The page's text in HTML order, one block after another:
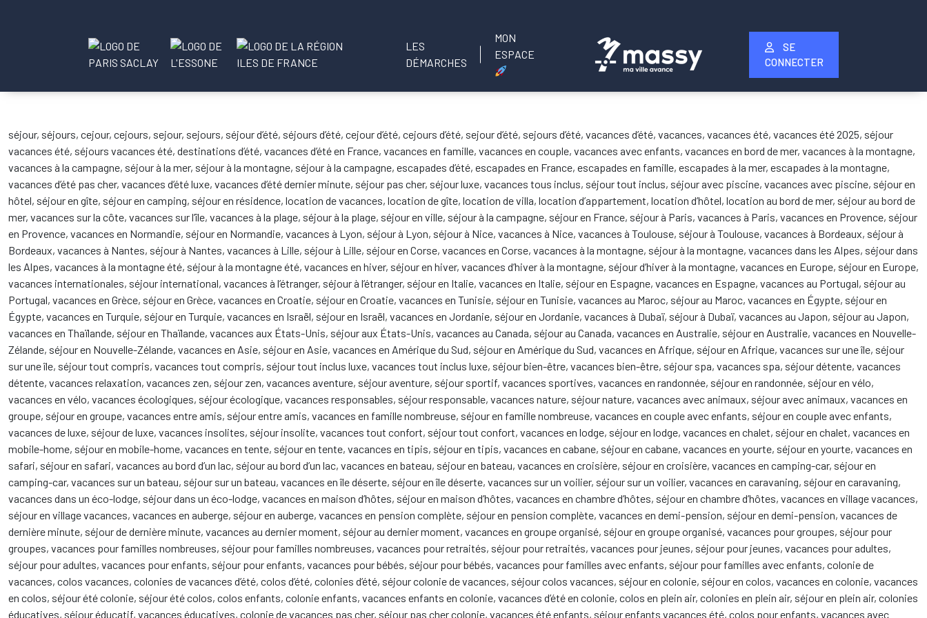
LES
DÉMARCHES
MON
ESPACE
SE
CONNECTER
séjour, séjours, cejour, cejours, sejour, sejours, séjour d’été, séjours d’été, cejour d’été, cejours d’été, sejour d’été, sejours d’été, vacances d’été, vacances, vacances été, vacances été 2025, séjour
vacances été, séjours vacances été, destinations d’été, vacances d’été en France, vacances en famille, vacances en couple, vacances avec enfants, vacances en bord de mer, vacances à la montagne,
vacances à la campagne, séjour à la mer, séjour à la montagne, séjour à la campagne, escapades d’été, escapades en France, escapades en famille, escapades à la mer, escapades à la montagne,
vacances d’été pas cher, vacances d’été luxe, vacances d’été dernier minute, séjour pas cher, séjour luxe, vacances tous inclus, séjour tout inclus, séjour avec piscine, vacances avec piscine, séjour en
hôtel, séjour en gîte, séjour en camping, séjour en résidence, location de vacances, location de gîte, location de villa, location d’appartement, location d’hôtel, location au bord de mer, séjour au bord de
mer, vacances sur la côte, vacances sur l’île, vacances à la plage, séjour à la plage, séjour en ville, séjour à la campagne, séjour en France, séjour à Paris, vacances à Paris, vacances en Provence, séjour
en Provence, vacances en Normandie, séjour en Normandie, vacances à Lyon, séjour à Lyon, séjour à Nice, vacances à Nice, vacances à Toulouse, séjour à Toulouse, vacances à Bordeaux, séjour à
Bordeaux, vacances à Nantes, séjour à Nantes, vacances à Lille, séjour à Lille, séjour en Corse, vacances en Corse, vacances à la montagne, séjour à la montagne, vacances dans les Alpes, séjour dans
les Alpes, vacances à la montagne été, séjour à la montagne été, vacances en hiver, séjour en hiver, vacances d’hiver à la montagne, séjour d’hiver à la montagne, vacances en Europe, séjour en Europe,
vacances internationales, séjour international, vacances à l’étranger, séjour à l’étranger, séjour en Italie, vacances en Italie, séjour en Espagne, vacances en Espagne, vacances au Portugal, séjour au
Portugal, vacances en Grèce, séjour en Grèce, vacances en Croatie, séjour en Croatie, vacances en Tunisie, séjour en Tunisie, vacances au Maroc, séjour au Maroc, vacances en Égypte, séjour en
Égypte, vacances en Turquie, séjour en Turquie, vacances en Israël, séjour en Israël, vacances en Jordanie, séjour en Jordanie, vacances à Dubaï, séjour à Dubaï, vacances au Japon, séjour au Japon,
vacances en Thaïlande, séjour en Thaïlande, vacances aux États-Unis, séjour aux États-Unis, vacances au Canada, séjour au Canada, vacances en Australie, séjour en Australie, vacances en Nouvelle-
Zélande, séjour en Nouvelle-Zélande, vacances en Asie, séjour en Asie, vacances en Amérique du Sud, séjour en Amérique du Sud, vacances en Afrique, séjour en Afrique, vacances sur une île, séjour
sur une île, séjour tout compris, vacances tout compris, séjour tout inclus luxe, vacances tout inclus luxe, séjour bien-être, vacances bien-être, séjour spa, vacances spa, séjour détente, vacances
détente, vacances relaxation, vacances zen, séjour zen, vacances aventure, séjour aventure, séjour sportif, vacances sportives, vacances en randonnée, séjour en randonnée, séjour en vélo,
vacances en vélo, vacances écologiques, séjour écologique, vacances responsables, séjour responsable, vacances nature, séjour nature, vacances avec animaux, séjour avec animaux, vacances en
groupe, séjour en groupe, vacances entre amis, séjour entre amis, vacances en famille nombreuse, séjour en famille nombreuse, vacances en couple avec enfants, séjour en couple avec enfants,
vacances de luxe, séjour de luxe, vacances insolites, séjour insolite, vacances tout confort, séjour tout confort, vacances en lodge, séjour en lodge, vacances en chalet, séjour en chalet, vacances en
mobile-home, séjour en mobile-home, vacances en tente, séjour en tente, vacances en tipis, séjour en tipis, vacances en cabane, séjour en cabane, vacances en yourte, séjour en yourte, vacances en
safari, séjour en safari, vacances au bord d’un lac, séjour au bord d’un lac, vacances en bateau, séjour en bateau, vacances en croisière, séjour en croisière, vacances en camping-car, séjour en
camping-car, vacances sur un bateau, séjour sur un bateau, vacances en île déserte, séjour en île déserte, vacances sur un voilier, séjour sur un voilier, vacances en caravaning, séjour en caravaning,
vacances dans un éco-lodge, séjour dans un éco-lodge, vacances en maison d’hôtes, séjour en maison d’hôtes, vacances en chambre d’hôtes, séjour en chambre d’hôtes, vacances en village vacances,
séjour en village vacances, vacances en auberge, séjour en auberge, vacances en pension complète, séjour en pension complète, vacances en demi-pension, séjour en demi-pension, vacances de
dernière minute, séjour de dernière minute, vacances au dernier moment, séjour au dernier moment, vacances en groupe organisé, séjour en groupe organisé, vacances pour groupes, séjour pour
groupes, vacances pour familles nombreuses, séjour pour familles nombreuses, vacances pour retraités, séjour pour retraités, vacances pour jeunes, séjour pour jeunes, vacances pour adultes,
séjour pour adultes, vacances pour enfants, séjour pour enfants, vacances pour bébés, séjour pour bébés, vacances pour familles avec enfants, séjour pour familles avec enfants, colonie de
vacances, colos vacances, colonies de vacances d’été, colos d’été, colonies d’été, séjour colonie de vacances, séjour colos vacances, séjour en colonie, séjour en colos, vacances en colonie, vacances
en colos, séjour été colonie, séjour été colos, colos enfants, colonie enfants, vacances enfants en colonie, vacances d’été en colonie, colos en plein air, colonies en plein air, séjour en plein air, colonies
éducatives, séjour éducatif, vacances éducatives, colonie de vacances pas cher, séjour pas cher colonie, vacances été enfants, séjour enfants vacances été, colos pour enfants, vacances avec